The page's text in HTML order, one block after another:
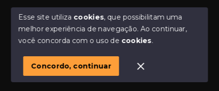
© Copyright 2026 - Imobiliária em Araguari | iMartins |
imobiliária Araguari | Financiamento Imobiliário -
SITE PARA IMOBILIARIA
Esse site utiliza cookies, que possibilitam uma
melhor experiência de navegação.Ao continuar,
você concorda com o uso de cookies.
Concordo, continuar